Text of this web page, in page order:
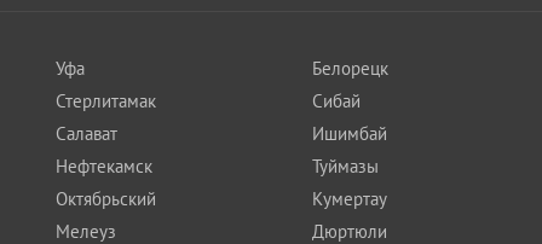
Уфа
Стерлитамак
Салават
Нефтекамск
Октябрьский
Белорецк
Сибай
Ишимбай
Туймазы
Кумертау
Мелеуз
Дюртюли